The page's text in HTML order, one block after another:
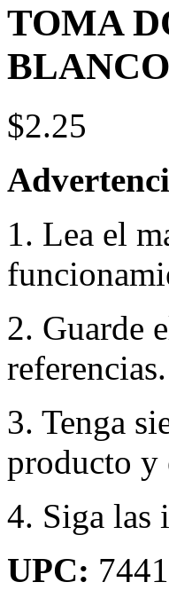
TOMA
$2.25
1. Lea el
2. Guarde
referencias.
3. Tenga
producto y
4. Siga las
UPC: